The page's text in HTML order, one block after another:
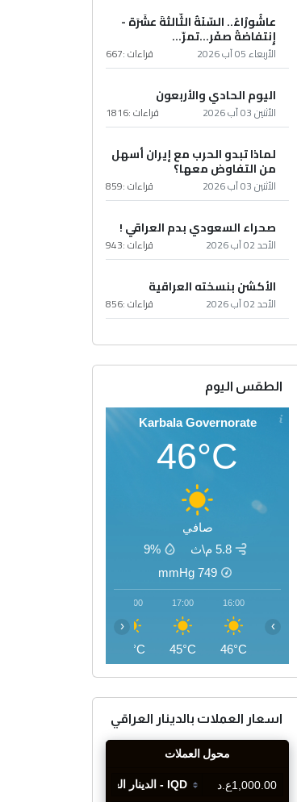
عاشُورْاءُ.. السّنَةُ الثّالثةَ عشَرَة -
إِنتفاضةُ صفَر…تمرّ...
الأربعاء 05 آب 2026 قراءات :667
اليوم الحادي والأربعون
الأثنين 03 آب 2026 قراءات :1816
لماذا تبدو الحرب مع إيران أسهل
من التفاوض معها؟
الأثنين 03 آب 2026 قراءات :859
صحراء السعودي بدم العراقي !
الأحد 02 آب 2026 قراءات :943
الأكشن بنسخته العراقية
الأحد 02 آب 2026 قراءات :856
الطقس اليوم
Karbala Governorate
46°C
صافي
5.8 م\ث
9%
749
mmHg
16:00
46°C
17:00
45°C
18:00
44°C
‹ ›
اسعار العملات بالدينار العراقي